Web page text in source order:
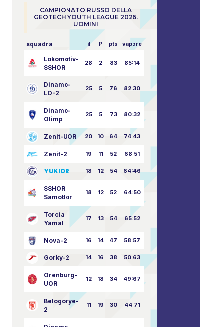
CAMPIONATO RUSSO DELLA
GEOTECH YOUTH LEAGUE 2026.
UOMINI
squadra il P pts vapore
Lokomotiv-
SSHOR
28 2 83 85:14
Dinamo-
LO-2
25 5 76 82:30
Dinamo-
Olimp
25 5 73 80:32
Zenit-UOR 20 10 64 74:43
Zenit-2 19 11 52 68:51
YUKIOR 18 12 54 64:46
SSHOR
Samotlor
18 12 52 64:50
Torcia
Yamal
17 13 54 65:52
Nova-2 16 14 47 58:57
Gorky-2 14 16 38 50:63
Orenburg-
UOR
12 18 34 49:67
Belogorye-
2
11 19 30 44:71